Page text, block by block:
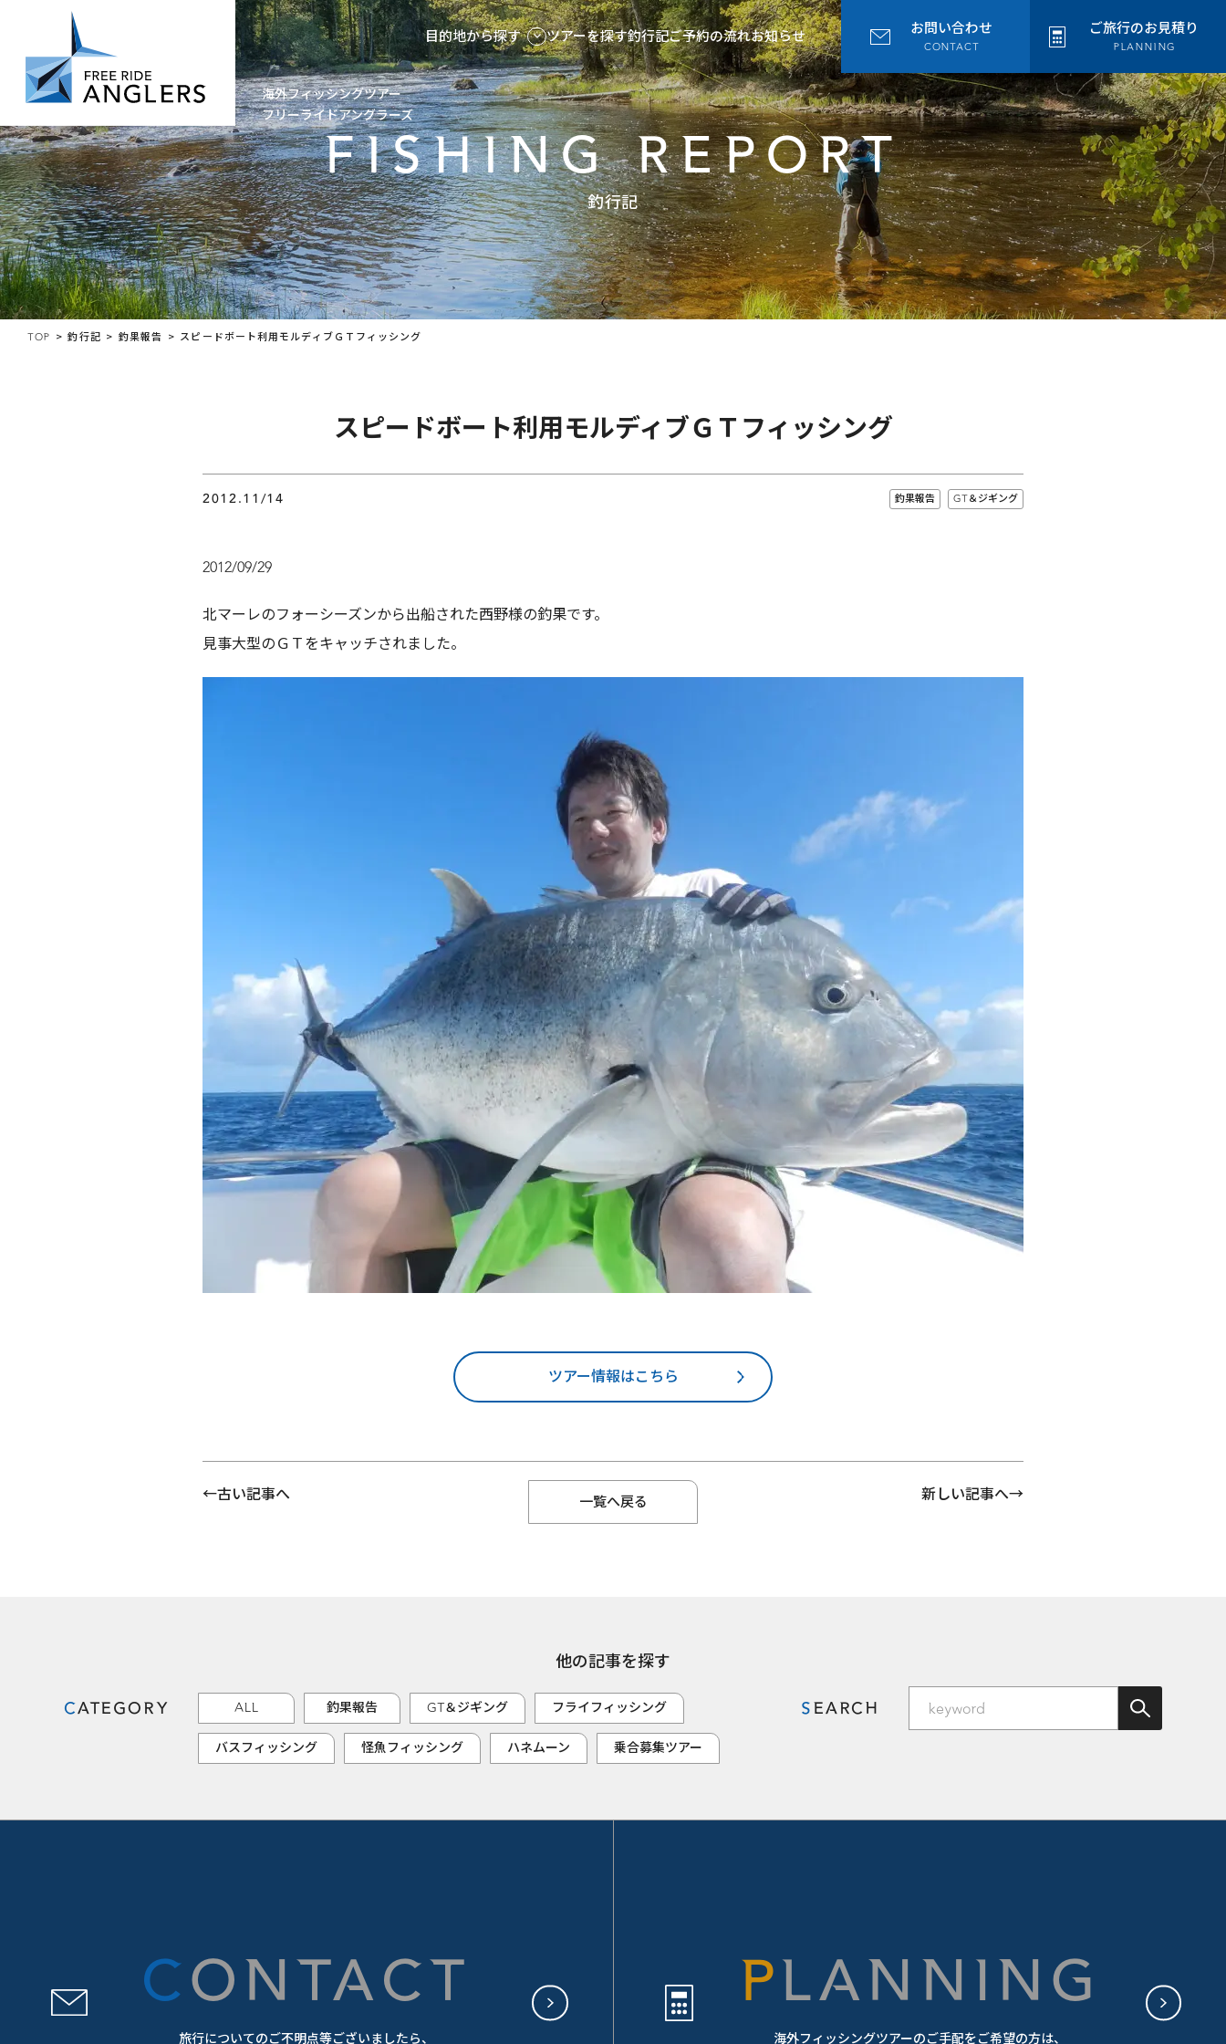
海外フィッシングツアー
フリーライドアングラーズ
目的地から探す ツアーを探す釣行記ご予約の流れお知らせ お問い合わせ
CONTACT
ご旅行のお見積り
PLANNING
FISHING REPORT
釣行記
TOP 釣行記 釣果報告 スピードボート利用モルディブＧＴフィッシング
スピードボート利用モルディブＧＴフィッシング
2012.11/14 釣果報告 GT＆ジギング
2012/09/29
北マーレのフォーシーズンから出船された西野様の釣果です。
見事大型のＧＴをキャッチされました。
ツアー情報はこちら
古い記事へ 新しい記事へ
一覧へ戻る
他の記事を探す
CATEGORY ALL 釣果報告 GT＆ジギング フライフィッシング
バスフィッシング 怪魚フィッシング ハネムーン 乗合募集ツアー
SEARCH
CONTACT
旅行についてのご不明点等ございましたら、
PLANNING
海外フィッシングツアーのご手配をご希望の方は、